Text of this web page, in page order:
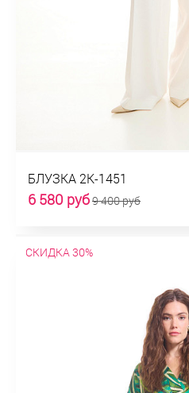
БЛУЗКА 2К-1451
6 580 руб9 400 руб
СКИДКА 30%